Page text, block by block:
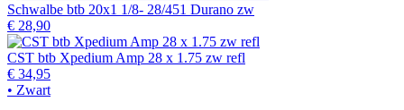
Schwalbe btb 20x1 1/8- 28/451 Durano zw
€ 28,90
CST btb Xpedium Amp 28 x 1.75 zw refl
€ 34,95
• Zwart